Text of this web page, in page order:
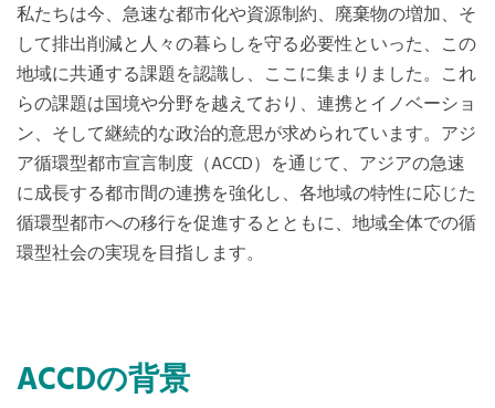
私たちは今、急速な都市化や資源制約、廃棄物の増加、そ
して排出削減と人々の暮らしを守る必要性といった、この
地域に共通する課題を認識し、ここに集まりました。これ
らの課題は国境や分野を越えており、連携とイノベーショ
ン、そして継続的な政治的意思が求められています。アジ
ア循環型都市宣言制度（ACCD）を通じて、アジアの急速
に成長する都市間の連携を強化し、各地域の特性に応じた
循環型都市への移行を促進するとともに、地域全体での循
環型社会の実現を目指します。
ACCDの背景